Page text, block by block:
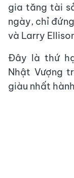
gia tăng tài
ngày, chỉ
và Larry
Đây là thứ
Nhật Vượng
giàu nhất